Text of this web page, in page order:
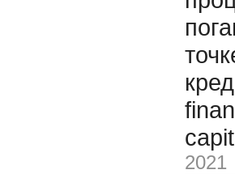
2021